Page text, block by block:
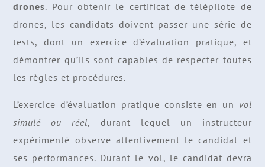
drones. Pour obtenir le certificat de télépilote de
drones, les candidats doivent passer une série de
tests, dont un exercice d’évaluation pratique, et
démontrer qu’ils sont capables de respecter toutes
les règles et procédures.
L’exercice d’évaluation pratique consiste en un vol
simulé ou réel, durant lequel un instructeur
expérimenté observe attentivement le candidat et
ses performances. Durant le vol, le candidat devra